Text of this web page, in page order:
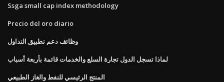
Ssga small cap index methodology
Precio del oro diario
وظائف دعم تطبيق التداول
لماذا تسجل الدول تجارة السلع والخدمات قائمة بأربعة أسباب
المنتج الرئيسي للنفط والغاز الطبيعي